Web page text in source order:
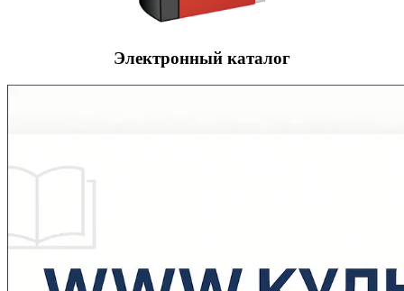
Электронный каталог